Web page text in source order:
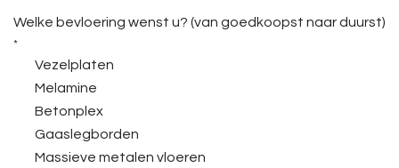
Welke bevloering wenst u? (van goedkoopst naar duurst)
*
Vezelplaten
Melamine
Betonplex
Gaaslegborden
Massieve metalen vloeren